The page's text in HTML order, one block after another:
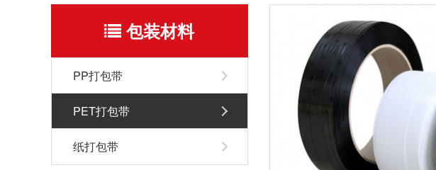
包装材料
PP打包带
PET打包带
纸打包带